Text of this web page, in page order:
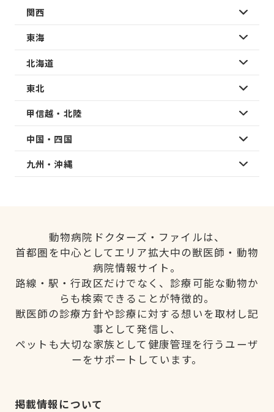
関西
東海
北海道
東北
甲信越・北陸
中国・四国
九州・沖縄
動物病院ドクターズ・ファイルは、
首都圏を中心としてエリア拡大中の獣医師・動物
病院情報サイト。
路線・駅・行政区だけでなく、診療可能な動物か
らも検索できることが特徴的。
獣医師の診療方針や診療に対する想いを取材し記
事として発信し、
ペットも大切な家族として健康管理を行うユーザ
ーをサポートしています。
掲載情報について